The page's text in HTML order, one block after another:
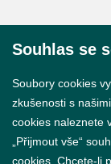
Souhlas se
Soubory cookies
zkušenosti s
cookies naleznete
„Přijmout vše“
cookies. Chcete-li